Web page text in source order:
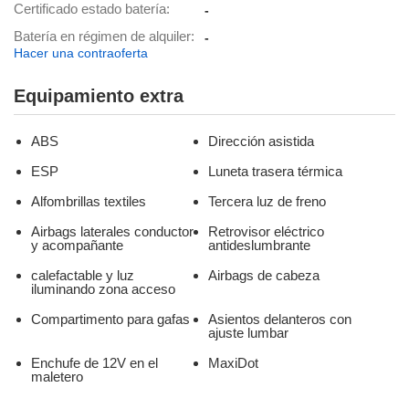
Certificado estado batería -
Batería en régimen de alquiler
-
Hacer una contraoferta
Equipamiento extra
ABS
Dirección asistida
ESP
Luneta trasera térmica
Alfombrillas textiles
Tercera luz de freno
Airbags laterales conductor
y acompañante
Retrovisor eléctrico
antideslumbrante
calefactable y luz
iluminando zona acceso
Airbags de cabeza
Compartimento para gafas
Asientos delanteros con
ajuste lumbar
Enchufe de 12V en el
maletero
MaxiDot